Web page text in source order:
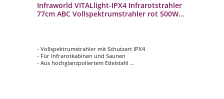
Infraworld VITALlight-IPX4 Infrarotstrahler
77cm ABC Vollspektrumstrahler rot 500W
- Vollspektrumstrahler mit Schutzart IPX4
- Für Infrarotkabinen und Saunen
- Aus hochglanzpoliertem Edelstahl